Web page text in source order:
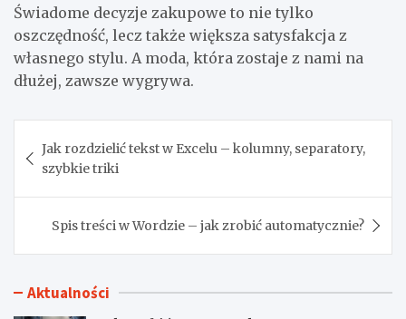
Świadome decyzje zakupowe to nie tylko
oszczędność, lecz także większa satysfakcja z
własnego stylu. A moda, która zostaje z nami na
dłużej, zawsze wygrywa.
wpisu
Jak rozdzielić tekst w Excelu – kolumny, separatory,
szybkie triki
Spis treści w Wordzie – jak zrobić automatycznie?
Aktualności